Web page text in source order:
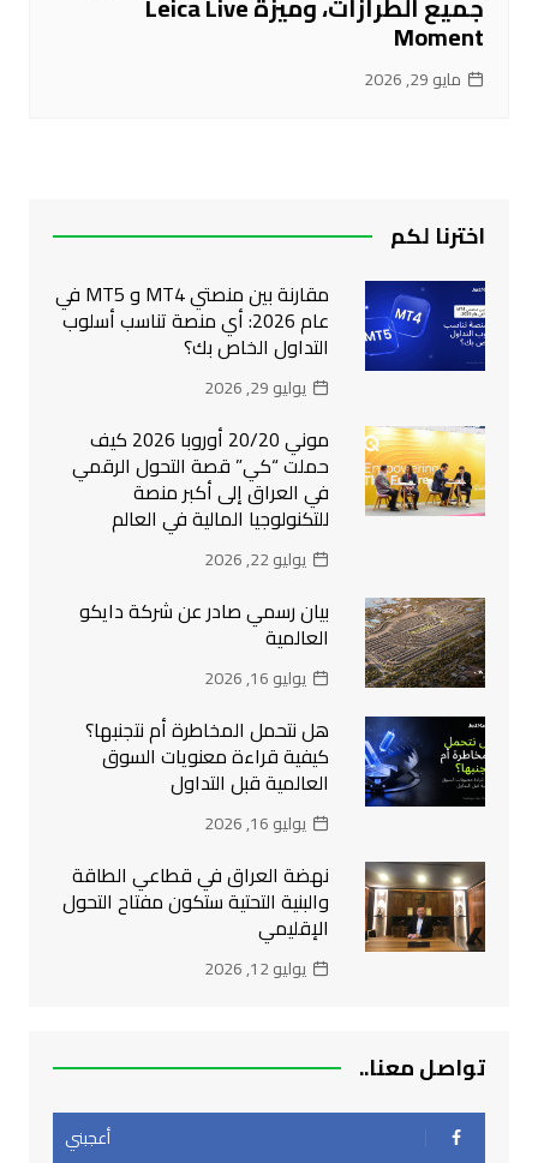
Moment
مايو 29, 2026
اخترنا لكم
مقارنة بين منصتي MT4 و MT5 في
عام 2026: أي منصة تناسب أسلوب
التداول الخاص بك؟
يوليو 29, 2026
موني 20/20 أوروبا 2026 كيف
حملت “كي” قصة التحول الرقمي
في العراق إلى أكبر منصة
للتكنولوجيا المالية في العالم
يوليو 22, 2026
بيان رسمي صادر عن شركة دايكو
العالمية
يوليو 16, 2026
هل نتحمل المخاطرة أم نتجنبها؟
كيفية قراءة معنويات السوق
العالمية قبل التداول
يوليو 16, 2026
نهضة العراق في قطاعي الطاقة
والبنية التحتية ستكون مفتاح التحول
الإقليمي
يوليو 12, 2026
تواصل معنا..
أعجبني